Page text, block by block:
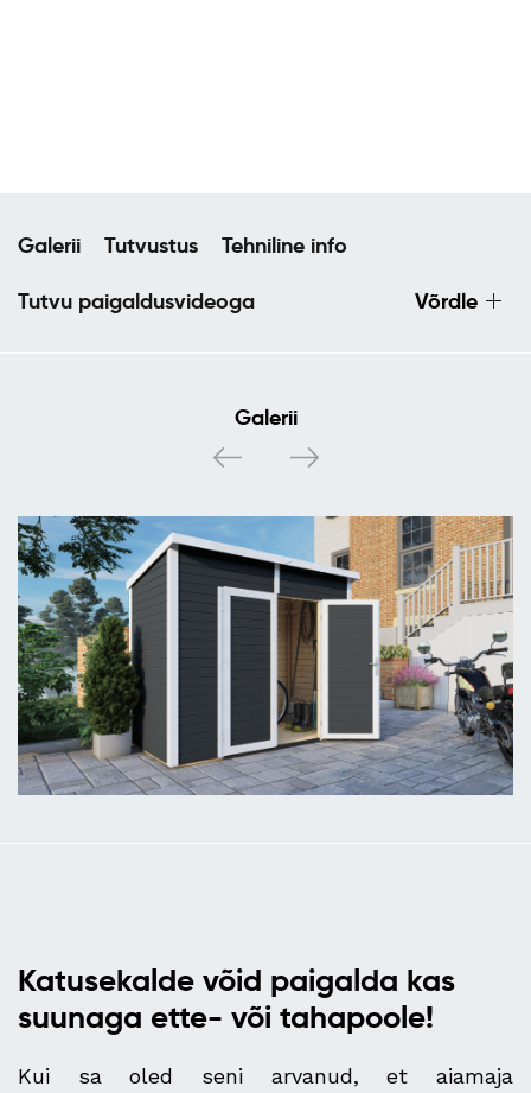
Galerii Tutvustus Tehniline info
Tutvu paigaldusvideoga Võrdle
Galerii
Katusekalde võid paigalda kas
suunaga ette- või tahapoole!
Kui sa oled seni arvanud, et aiamaja